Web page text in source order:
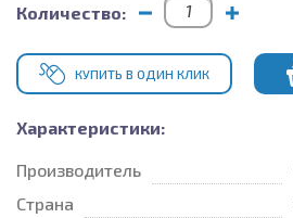
Количество:
КУПИТЬ В ОДИН КЛИК
Характеристики:
Производитель
Страна